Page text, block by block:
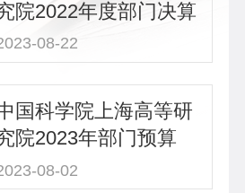
院2022年度部门决算
08-22
国科学院上海高等研
院2023年部门预算
08-02